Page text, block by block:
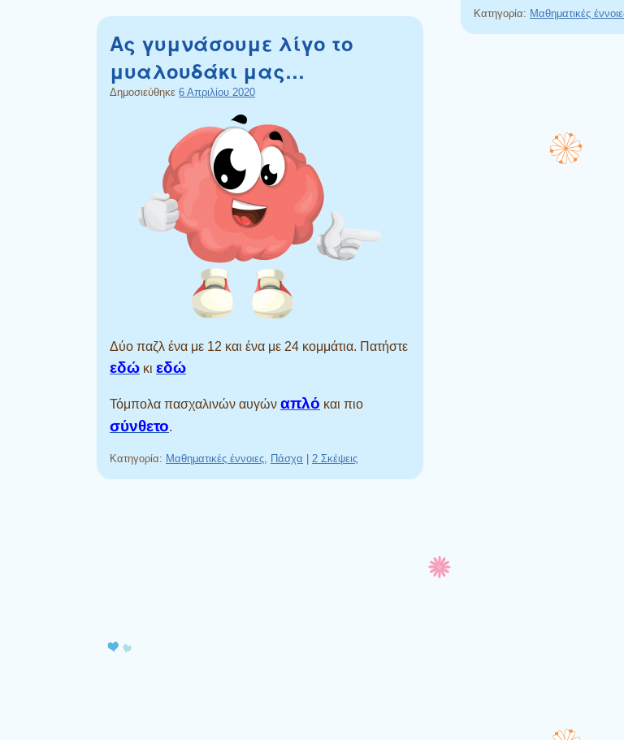
Κατηγορία: Μαθηματικές
Ας γυμνάσουμε λίγο το
μυαλουδάκι μας…
Δημοσιεύθηκε 6 Απριλίου 2020
Δύο παζλ ένα με 12 και ένα με 24 κομμάτια. Πατήστε
εδώ κι εδώ
Τόμπολα πασχαλινών αυγών απλό και πιο
σύνθετο.
Κατηγορία: Μαθηματικές έννοιες Πάσχα 2 Σκέψεις